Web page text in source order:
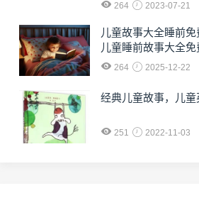
264 2023-07-21
儿童故事大全睡前
儿童睡前故事大全
264 2025-12-22
经典儿童故事，儿
251 2022-11-03